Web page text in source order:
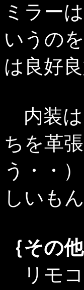
ミラー
いうの
は良好
内装は
ちを革
う・・
しいも
｛その他
リモコ